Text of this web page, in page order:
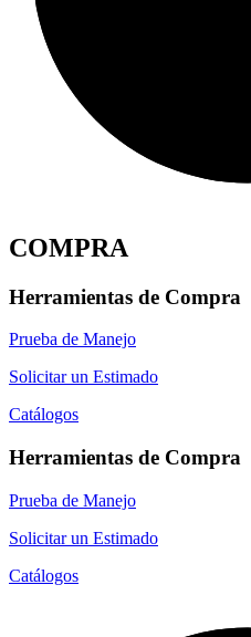
COMPRA
Herramientas de Compra
Prueba de Manejo
Solicitar un Estimado
Catálogos
Herramientas de Compra
Prueba de Manejo
Solicitar un Estimado
Catálogos